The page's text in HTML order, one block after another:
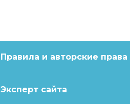
Правила и авторские права
Эксперт сайта